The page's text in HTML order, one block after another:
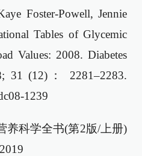
Foster-Powell, Jennie
Tables of Glycemic
Values: 2008. Diabetes
31 (12)： 2281–2283.
1239
养科学全书(第2版/上册)